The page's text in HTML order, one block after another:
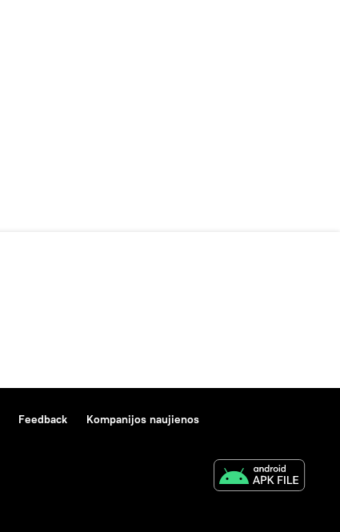
Feedback Kompanijos naujienos